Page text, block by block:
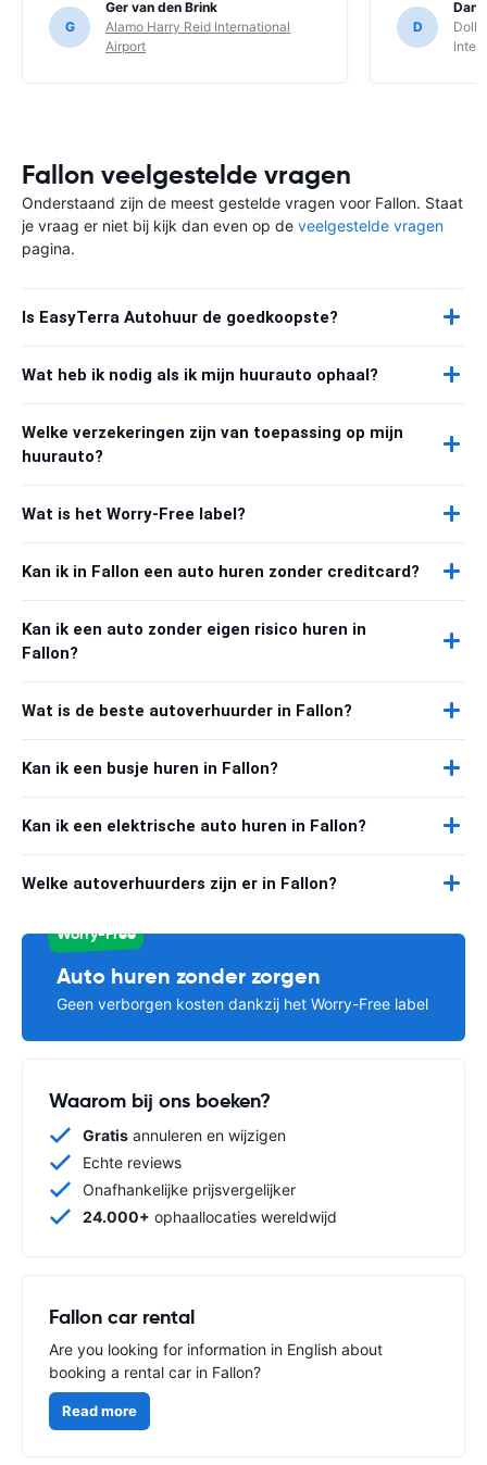
G
Ger van den Brink
Alamo Harry Reid International
Airport
D
Fallon veelgestelde vragen
Onderstaand zijn de meest gestelde vragen voor Fallon. Staat
je vraag er niet bij kijk dan even op de veelgestelde vragen
pagina.
Is EasyTerra Autohuur de goedkoopste?
Wat heb ik nodig als ik mijn huurauto ophaal?
Welke verzekeringen zijn van toepassing op mijn
huurauto?
Wat is het Worry-Free label?
Kan ik in Fallon een auto huren zonder creditcard?
Kan ik een auto zonder eigen risico huren in
Fallon?
Wat is de beste autoverhuurder in Fallon?
Kan ik een busje huren in Fallon?
Kan ik een elektrische auto huren in Fallon?
Welke autoverhuurders zijn er in Fallon?
Worry-Free
Auto huren zonder zorgen
Geen verborgen kosten dankzij het Worry-Free label
Waarom bij ons boeken?
Gratis annuleren en wijzigen
Echte reviews
Onafhankelijke prijsvergelijker
24.000+ ophaallocaties wereldwijd
Fallon car rental
Are you looking for information in English about
booking a rental car in Fallon?
Read more